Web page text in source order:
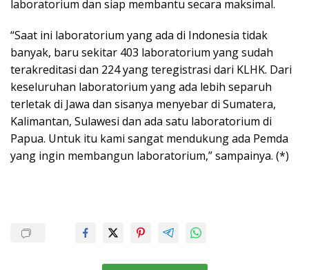
laboratorium dan siap membantu secara maksimal.
“Saat ini laboratorium yang ada di Indonesia tidak
banyak, baru sekitar 403 laboratorium yang sudah
terakreditasi dan 224 yang teregistrasi dari KLHK. Dari
keseluruhan laboratorium yang ada lebih separuh
terletak di Jawa dan sisanya menyebar di Sumatera,
Kalimantan, Sulawesi dan ada satu laboratorium di
Papua. Untuk itu kami sangat mendukung ada Pemda
yang ingin membangun laboratorium,” sampainya. (*)